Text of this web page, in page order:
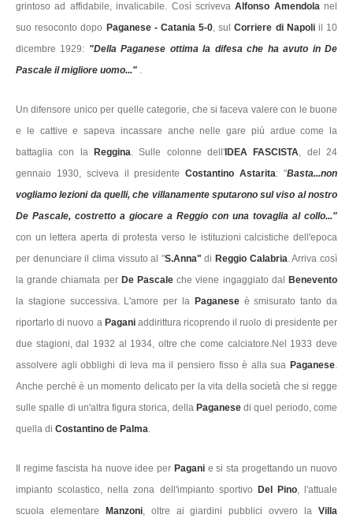
grintoso ad affidabile, invalicabile. Così scrivevaAlfonso Amendolanel
suo resoconto dopo Paganese - Catania 5-0, sulCorriere di Napoli il 10
dicembre 1929: "Della Paganese ottima la difesa che ha avuto in De
Pascale il migliore uomo..." .
Un difensore unico per quelle categorie, che si faceva valere con le buone
e le cattive e sapeva incassare anche nelle gare più ardue come la
battaglia con la
Reggina. Sulle colonne dell' IDEA FASCISTA, del 24
gennaio 1930, sciveva il presidenteCostantino Astarita: "Basta...non
vogliamo lezioni da quelli, che villanamente sputarono sul viso al nostro
De Pascale, costretto a giocare a Reggio con una tovaglia al collo..."
con un lettera aperta di protesta verso le istituzioni calcistiche dell'epoca
per denunciare il clima vissuto al "S.Anna"di Reggio Calabria. Arriva così
la grande chiamata perDe Pascale che viene ingaggiato dal
Benevento
la stagione successiva. L'amore per la Paganeseè smisurato tanto da
riportarlo di nuovo a Pagani addirittura ricoprendo il ruolo di presidente per
due stagioni, dal 1932 al 1934, oltre che come calciatore.Nel 1933 deve
assolvere agli obblighi di leva ma il pensiero fisso è alla sua Paganese.
Anche perchè è un momento delicato per la vita della società che si regge
sulle spalle di un'altra figura storica, della Paganesedi quel periodo, come
quella di Costantino de Palma.
Il regime fascista ha nuove idee per Paganie si sta progettando un nuovo
impianto scolastico, nella zona dell'impianto sportivo
Del Pino, l'attuale
scuola elementare
Manzoni, oltre ai giardini pubblici ovvero laVilla